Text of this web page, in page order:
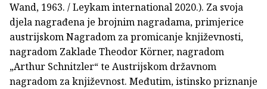
Wand, 1963. / Leykam international 2020.). Za svoja
djela nagrađena je brojnim nagradama, primjerice
austrijskom Nagradom za promicanje književnosti,
nagradom Zaklade Theodor Körner, nagradom
„Arthur Schnitzler“ te Austrijskom državnom
nagradom za književnost. Međutim, istinsko priznanje